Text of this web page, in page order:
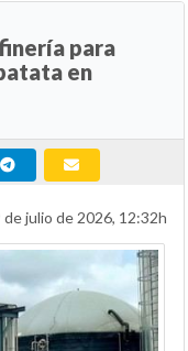
para
en
de julio de 2026, 12:32h